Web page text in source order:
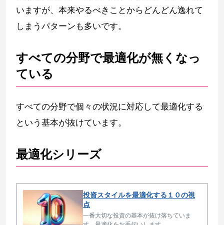
いますが、本来やるべきことからどんどん逸れて
しまうパターンも多いです。
すべての分野で最適化が無くなっ
ている
すべての分野で個々の状況に対応して最適化する
という基本が抜けています。
最適化シリーズ
投資スタイルを最適化する１０の視
点
一番大切な投資の基本が抜け落ちていま